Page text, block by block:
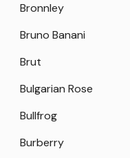
Bronnley
Bruno Banani
Brut
Bulgarian Rose
Bullfrog
Burberry